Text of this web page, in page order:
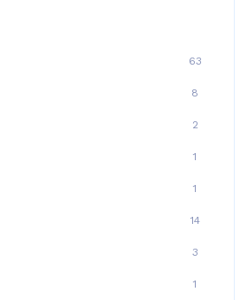
63
8
2
1
1
14
3
1